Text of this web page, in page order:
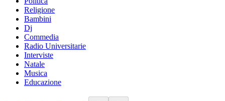
Religione
Bambini
Dj
Commedia
Radio Universitarie
Interviste
Natale
Musica
Educazione